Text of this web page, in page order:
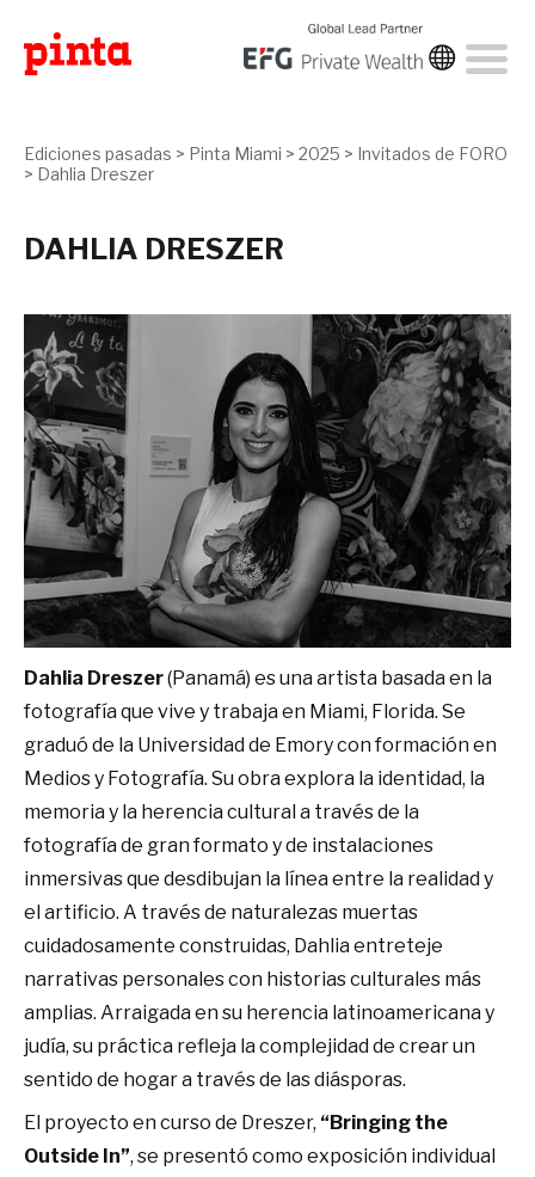
Ediciones pasadas > Pinta Miami > 2025 > Invitados de FORO
> Dahlia Dreszer
DAHLIA DRESZER
Dahlia Dreszer(Panamá) es una artista basada en la
fotografía que vive y trabaja en Miami, Florida. Se
graduó de la Universidad de Emory con formación en
Medios y Fotografía. Su obra explora la identidad, la
memoria y la herencia cultural a través de la
fotografía de gran formato y de instalaciones
inmersivas que desdibujan la línea entre la realidad y
el artificio. A través de naturalezas muertas
cuidadosamente construidas, Dahlia entreteje
narrativas personales con historias culturales más
amplias. Arraigada en su herencia latinoamericana y
judía, su práctica refleja la complejidad de crear un
sentido de hogar a través de las diásporas.
El proyecto en curso de Dreszer, “Bringing the
Outside In”, se presentó como exposición individual